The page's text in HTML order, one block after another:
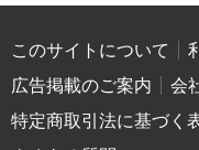
このサイトについて
広告掲載のご案内
会
特定商取引法に基づく